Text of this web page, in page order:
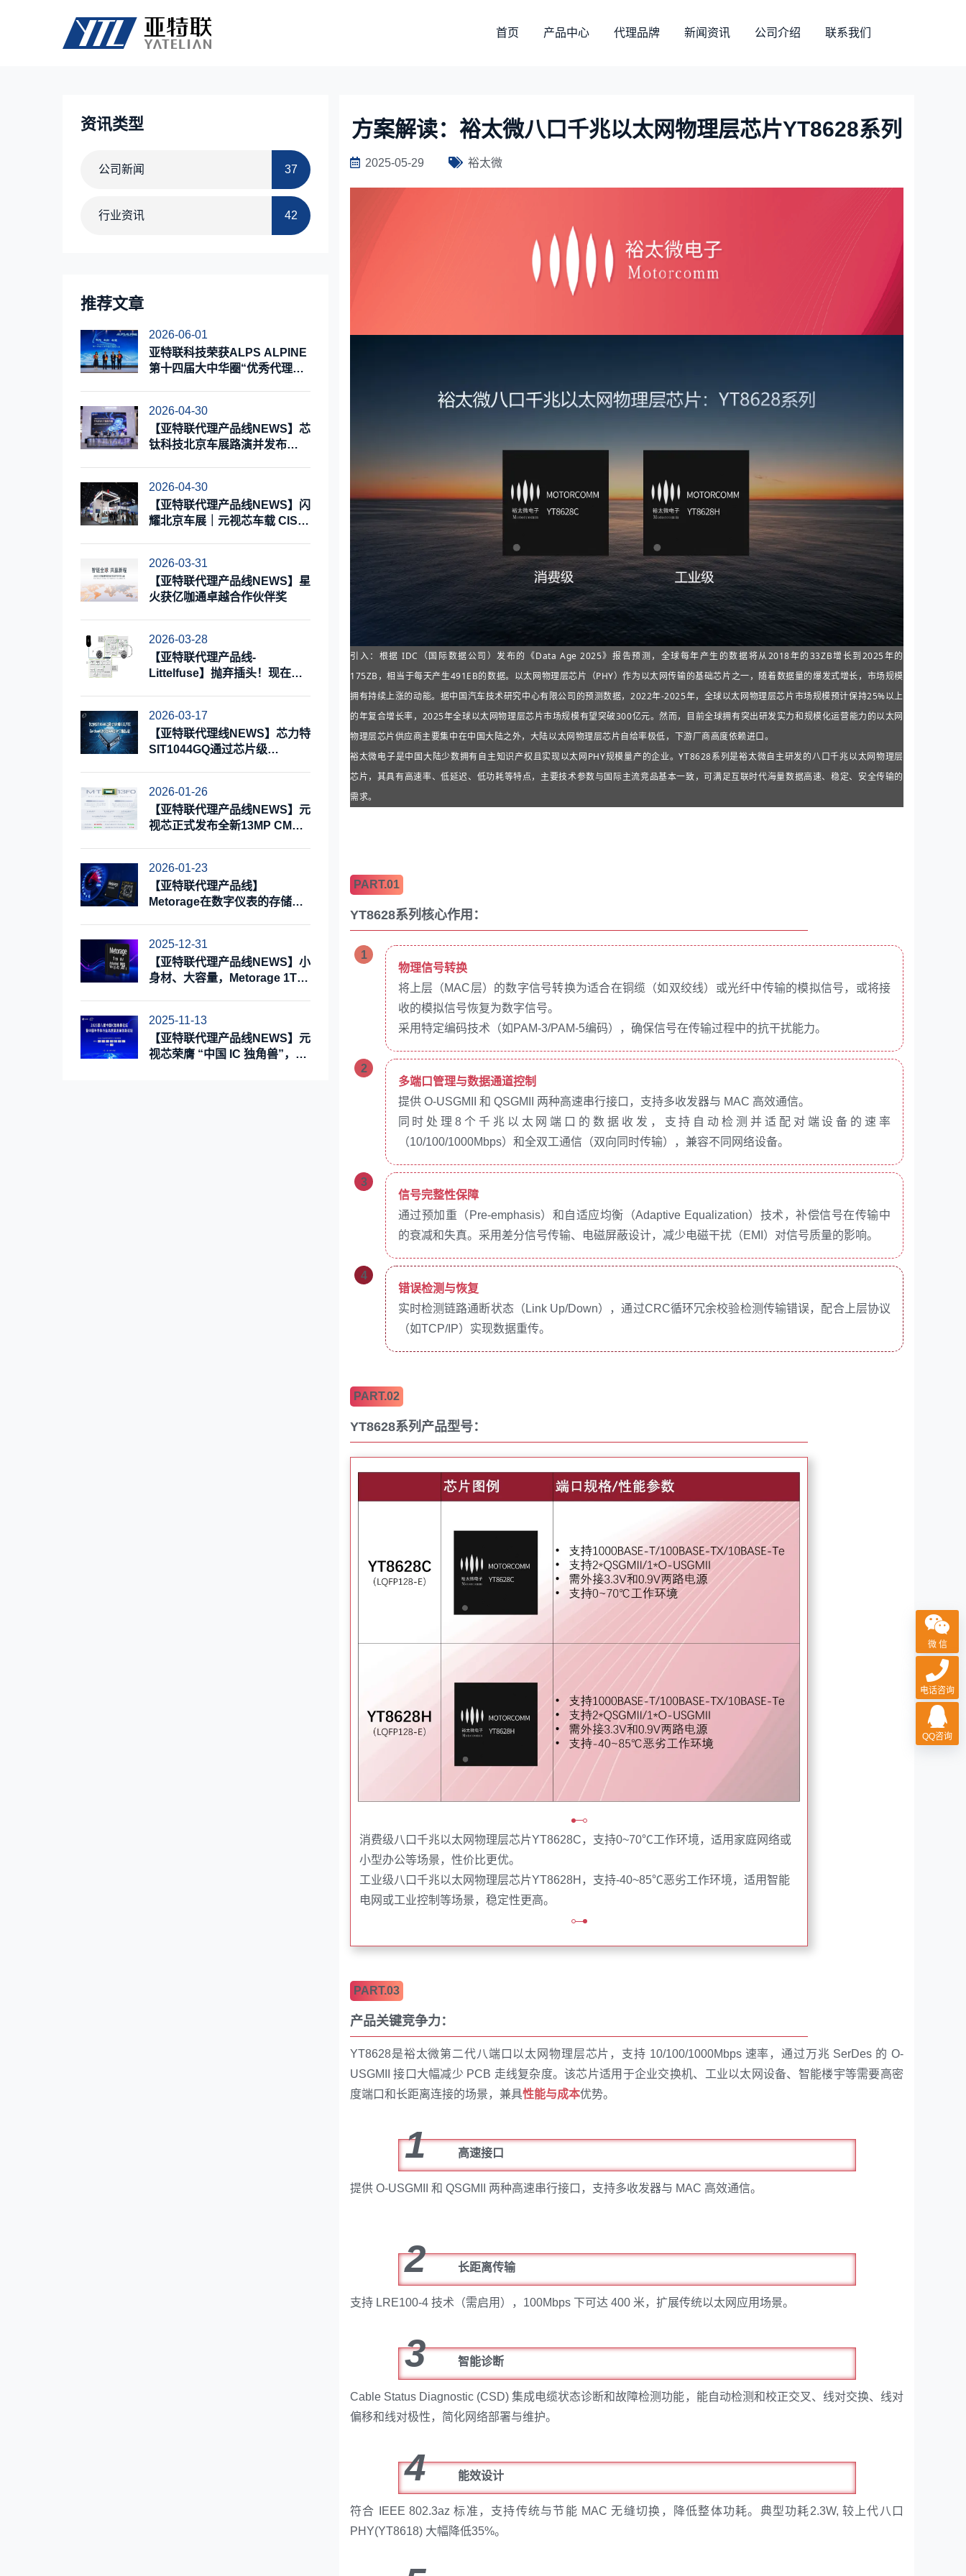
首页 产品中心 代理品牌 新闻资讯 公司介绍 联系我们
资讯类型
公司新闻 37
行业资讯 42
推荐文章
2026-06-01
亚特联科技荣获ALPS ALPINE
第十四届大中华圈“优秀代理商”
2026-04-30
【亚特联代理产品线NEWS】芯
钛科技北京车展路演并发布
2026-04-30
【亚特联代理产品线NEWS】闪
耀北京车展｜元视芯车载 CIS
2026-03-31
【亚特联代理产品线NEWS】星
火获亿咖通卓越合作伙伴奖
2026-03-28
【亚特联代理产品线-
Littelfuse】抛弃插头！现在就
2026-03-17
【亚特联代理线NEWS】芯力特
SIT1044GQ通过芯片级
2026-01-26
【亚特联代理产品线NEWS】元
视芯正式发布全新13MP CMOS
2026-01-23
【亚特联代理产品线】
Metorage在数字仪表的存储应
2025-12-31
【亚特联代理产品线NEWS】小
身材、大容量，Metorage 1TB
2025-11-13
【亚特联代理产品线NEWS】元
视芯荣膺 “中国 IC 独角兽”，实
方案解读：裕太微八口千兆以太网物理层芯片YT8628系列
2025-05-29 裕太微
引入：根据 IDC（国际数据公司）发布的《Data Age 2025》报告预测，全球每年产生的数据将从2018年的33ZB增长到2025年的
175ZB，相当于每天产生491EB的数据。以太网物理层芯片（PHY）作为以太网传输的基础芯片之一，随着数据量的爆发式增长，市场规模
拥有持续上涨的动能。据中国汽车技术研究中心有限公司的预测数据，2022年-2025年，全球以太网物理层芯片市场规模预计保持25%以上
的年复合增长率，2025年全球以太网物理层芯片市场规模有望突破300亿元。然而，目前全球拥有突出研发实力和规模化运营能力的以太网
物理层芯片供应商主要集中在中国大陆之外，大陆以太网物理层芯片自给率极低，下游厂商高度依赖进口。
裕太微电子是中国大陆少数拥有自主知识产权且实现以太网PHY规模量产的企业。YT8628系列是裕太微自主研发的八口千兆以太网物理层
芯片，其具有高速率、低延迟、低功耗等特点，主要技术参数与国际主流竞品基本一致，可满足互联时代海量数据高速、稳定、安全传输的
需求。
PART.01
YT8628系列核心作用：
1
物理信号转换
将上层（MAC层）的数字信号转换为适合在铜缆（如双绞线）或光纤中传输的模拟信号，或将接
收的模拟信号恢复为数字信号。
采用特定编码技术（如PAM-3/PAM-5编码），确保信号在传输过程中的抗干扰能力。
2
多端口管理与数据通道控制
提供 O-USGMII 和 QSGMII 两种高速串行接口，支持多收发器与 MAC 高效通信。
同时处理8个千兆以太网端口的数据收发，支持自动检测并适配对端设备的速率
（10/100/1000Mbps）和全双工通信（双向同时传输），兼容不同网络设备。
3
信号完整性保障
通过预加重（Pre-emphasis）和自适应均衡（Adaptive Equalization）技术，补偿信号在传输中
的衰减和失真。采用差分信号传输、电磁屏蔽设计，减少电磁干扰（EMI）对信号质量的影响。
4
错误检测与恢复
实时检测链路通断状态（Link Up/Down），通过CRC循环冗余校验检测传输错误，配合上层协议
（如TCP/IP）实现数据重传。
PART.02
YT8628系列产品型号：
消费级八口千兆以太网物理层芯片YT8628C，支持0~70℃工作环境，适用家庭网络或
小型办公等场景，性价比更优。
工业级八口千兆以太网物理层芯片YT8628H，支持-40~85℃恶劣工作环境，适用智能
电网或工业控制等场景，稳定性更高。
PART.03
产品关键竞争力：
YT8628是裕太微第二代八端口以太网物理层芯片，支持 10/100/1000Mbps 速率，通过万兆 SerDes 的 O-
USGMII 接口大幅减少 PCB 走线复杂度。该芯片适用于企业交换机、工业以太网设备、智能楼宇等需要高密
度端口和长距离连接的场景，兼具性能与成本优势。
1 高速接口
提供 O-USGMII 和 QSGMII 两种高速串行接口，支持多收发器与 MAC 高效通信。
2 长距离传输
支持 LRE100-4 技术（需启用），100Mbps 下可达 400 米，扩展传统以太网应用场景。
3 智能诊断
Cable Status Diagnostic (CSD) 集成电缆状态诊断和故障检测功能，能自动检测和校正交叉、线对交换、线对
偏移和线对极性，简化网络部署与维护。
4 能效设计
符合 IEEE 802.3az 标准，支持传统与节能 MAC 无缝切换，降低整体功耗。典型功耗2.3W, 较上代八口
PHY(YT8618) 大幅降低35%。
微 信
电话咨询
QQ咨询